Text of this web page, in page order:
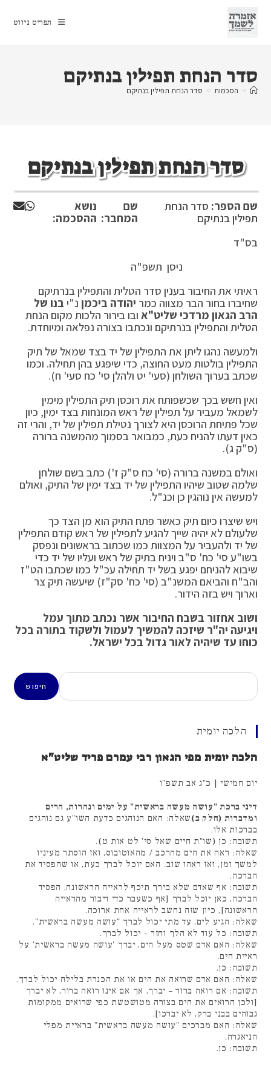
content
תפריט ניווט
סדר הנחת תפילין בנתיקם
> הסכמות > סדר הנחת תפילין בנתיקם
סדר הנחת תפילין בנתיקם
שם הספר: סדר הנחת
תפילין בנתיקם
שם
המחבר:
נושא
ההסכמה:
בס"ד
ניסן תשפ"ה
ראיתי את החיבור בענין סדר הטלית והתפילין בנרתיקם
שחיברו בחור הבר מצווה כמר יהודה ביכמן נ"י בנו של
הרב הגאון מרדכי שליט"א ובו בירור הלכות מקום הנחת
הטלית והתפילין בנרתיקם ונכתבו בצורה נפלאה ומיוחדת.
ולמעשה נהגו ליתן את התפילין של יד בצד שמאל של תיק
התפילין בולטות מעט החוצה, כדי שיפגע בהן תחילה. וכמו
שכתב בערוך השולחן (סעי' יט ולהלן סי' כח סעי' ח).
ואין חשש בכך שכשפותח את רוכסן תיק התפילין מימין
לשמאל מעביר על תפילין של ראש המונחות בצד ימין, כיון
שכל פתיחת הרוכסן היא לצורך נטילת תפילין של יד, והרי זה
כאין דעתו להניח כעת, כמבואר בסמוך מהמשנה ברורה
(ס"ק ג).
ואולם במשנה ברורה (סי' כח ס"ק ז') כתב בשם שולחן
שלמה שטוב שיהיו התפילין של יד בצד ימין של התיק, ואולם
למעשה אין נוהגין כן וכנ"ל.
ויש שיצרו כיום תיק כאשר פתח התיק הוא מן הצד כך
שלעולם לא יהיה שייך להגיע לתפילין של ראש קודם התפילין
של יד ולהעביר על המצוות כמו שכתוב בראשונים ונפסק
בשו"ע סי' כח' ס"ב ויניח בתיק של ראש ועליו של יד כדי
שיבוא להניחם יפגע בשל יד תחילה עכ"ל כמו שכתבו הט"ז
והב"ח והביאם המשנ"ב (סי' כח' סק"ז) שיעשה תיק צר
וארוך ויש בזה הידור.
ושוב אחזור בשבח החיבור אשר נכתב מתוך עמל
ויגיעה יה"ר שיזכה להמשיך לעמול ולשקוד בתורה בכל
כוחו עד שיהיה לאור גדול בכל ישראל.
חיפוש
חיפוש
הלכה יומית
הלכה יומית מפי הגאון רבי עמרם פריד שליט"א
יום חמישי | כ"ג אב תשפ"ו
דיני ברכת "עושה מעשה בראשית" על ימים ונהרות, הרים
ומדברות (חלק ב)שאלה: האם הנוהגים כדעת השו"ע גם נוהגים
בברכות אלו.
תשובה: כן (שו"ת חיים שאל סי' לט אות ט).
שאלה: ראה את הים מהרכב / מהאוטובוס, ואז הוסתר מעיניו
למשך זמן, ואז ראהו שוב. האם יוכל לברך כעת, או שהפסיד את
הברכה.
תשובה: אף שאדם שלא בירך תיכף לראייה הראשונה, הפסיד
הברכה, כאן יוכל לברך [אף כשעבר כדי דיבור מהראייה
הראשונה], כיון שזה נחשב לראייה אחת ארוכה.
שאלה: הגיע לים, עד מתי יכול לברך "עושה מעשה בראשית".
תשובה: כל עוד לא הלך וחזר – יכול לברך.
שאלה: האם אדם שטס מעל הים, יברך 'עושה מעשה בראשית' על
ראיית הים.
תשובה: כן.
שאלה: האם אדם שרואה את הים או את הכנרת בלילה יכול לברך.
תשובה: אם רואה ברור – יברך, אך אם אינו רואה ברור, לא יברך
[ולכן הרואים את הים בצורה מטושטשת כפי שרואים ממקומות
גבוהים בבני ברק, לא יברכו].
שאלה: האם מברכים "עושה מעשה בראשית" בראיית מפלי
הניאגרה.
תשובה: כן.